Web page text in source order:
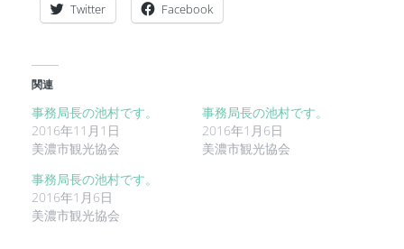
Twitter Facebook
関連
事務局長の池村です。
2016年11月1日
美濃市観光協会
事務局長の池村です。
2016年1月6日
美濃市観光協会
事務局長の池村です。
2016年1月6日
美濃市観光協会